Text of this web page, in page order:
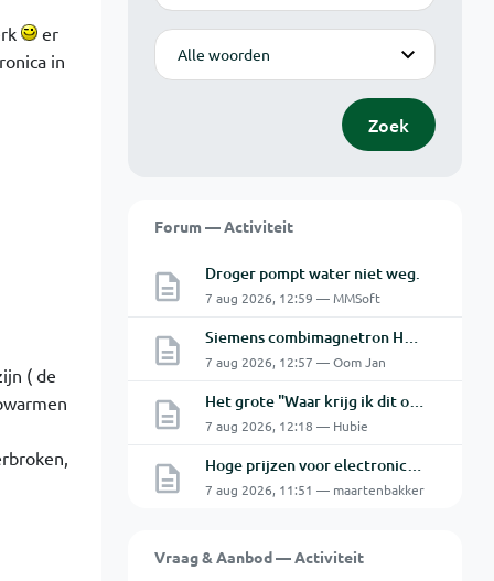
Modus
Zoek
Forum — Activiteit
Droger pompt water niet weg.
7 aug 2026, 12:59 — MMSoft
Siemens combimagnetron HF75850
7 aug 2026, 12:57 — Oom Jan
Het grote "Waar krijg ik dit onderdeel" topic Deel 11
7 aug 2026, 12:18 — Hubie
Hoge prijzen voor electronica hobbyisten
7 aug 2026, 11:51 — maartenbakker
Vraag & Aanbod — Activiteit
er
in
( de